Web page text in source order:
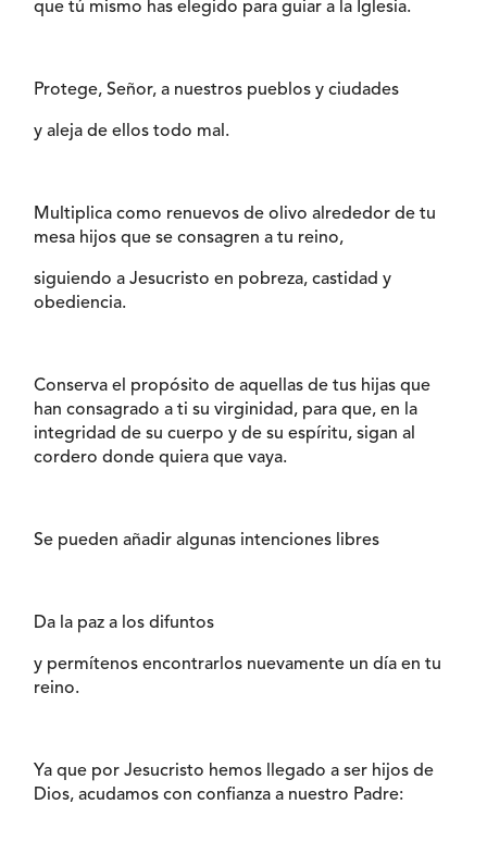
que tú mismo has elegido para guiar a la Iglesia.
Protege, Señor, a nuestros pueblos y ciudades
y aleja de ellos todo mal.
Multiplica como renuevos de olivo alrededor de tu
mesa hijos que se consagren a tu reino,
siguiendo a Jesucristo en pobreza, castidad y
obediencia.
Conserva el propósito de aquellas de tus hijas que
han consagrado a ti su virginidad, para que, en la
integridad de su cuerpo y de su espíritu, sigan al
cordero donde quiera que vaya.
Se pueden añadir algunas intenciones libres
Da la paz a los difuntos
y permítenos encontrarlos nuevamente un día en tu
reino.
Ya que por Jesucristo hemos llegado a ser hijos de
Dios, acudamos con confianza a nuestro Padre: